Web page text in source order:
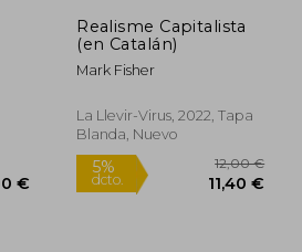
Realisme Capitalista
(en Catalán)
Mark Fisher
La Llevir-Virus, 2022, Tapa
Blanda, Nuevo